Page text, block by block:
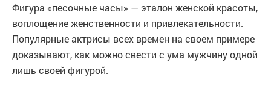
Фигура «песочные часы» — эталон женской красоты,
воплощение женственности и привлекательности.
Популярные актрисы всех времен на своем примере
доказывают, как можно свести с ума мужчину одной
лишь своей фигурой.